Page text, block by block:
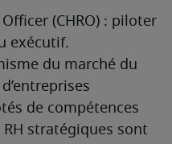
(CHRO) : piloter
exécutif.
du marché du
de compétences
stratégiques sont